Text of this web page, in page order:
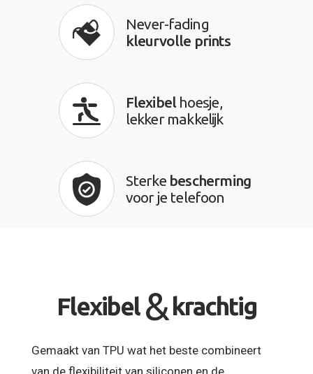
Never-fading
kleurvolle prints
Flexibelhoesje,
lekker makkelijk
Sterke bescherming
voor je telefoon
Flexibel &krachtig
Gemaakt van TPU wat het beste combineert